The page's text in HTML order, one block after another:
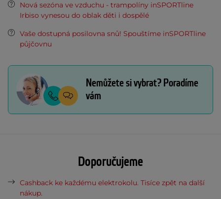
Nová sezóna ve vzduchu - trampolíny inSPORTline
Irbiso vynesou do oblak děti i dospělé
Vaše dostupná posilovna snů! Spouštíme inSPORTline
půjčovnu
Nemůžete si vybrat? Poradíme
vám
Doporučujeme
Cashback ke každému elektrokolu. Tisíce zpět na další
nákup.